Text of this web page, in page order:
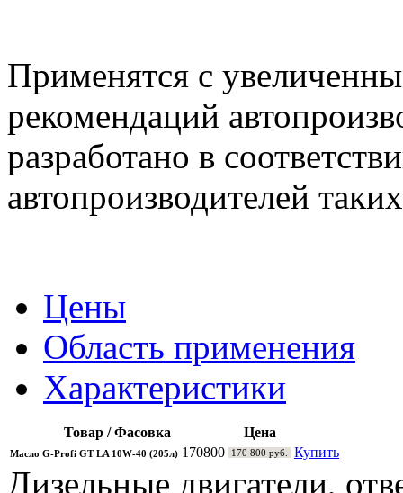
Применятся с
рекомендаций
разработано в
автопроизводителей
Цены
Область применения
Характеристики
Товар / Фасовка Цена
Масло G-Profi GT LA 10W-40 (205л) 170800 170 800 руб. Купить
Дизельные двигатели,